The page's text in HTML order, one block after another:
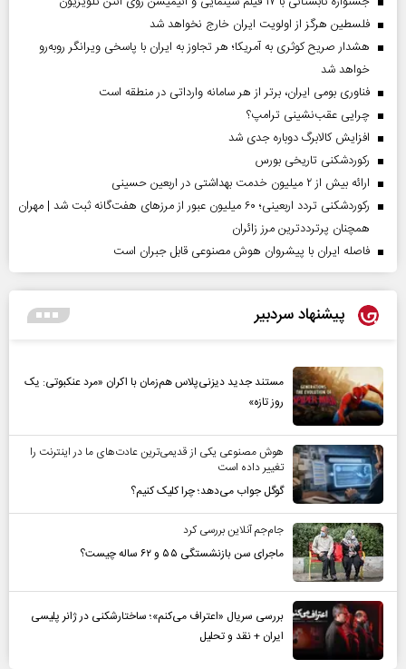
فلسطین هرگز از اولویت ایران خارج نخواهد شد
هشدار صریح کوثری به آمریکا؛ هر تجاوز به ایران با پاسخی ویرانگر روبه‌رو
خواهد شد
فناوری بومی ایران، برتر از هر سامانه وارداتی در منطقه است
چرایی عقب‌نشینی ترامپ؟
افزایش کالابرگ دوباره جدی شد
رکوردشکنی تاریخی بورس
ارائه بیش از ۲ میلیون خدمت بهداشتی در اربعین حسینی
رکوردشکنی تردد اربعینی؛ ۶۰ میلیون عبور از مرزهای هفت‌گانه ثبت شد | مهران
همچنان پرترددترین مرز زائران
فاصله ایران با پیشرو‌ان هوش مصنوعی قابل جبران است
پیشنهاد سردبیر
مستند جدید دیزنی‌پلاس هم‌زمان با اکران «مرد عنکبوتی: یک
روز تازه»
هوش مصنوعی یکی از قدیمی‌ترین عادت‌های ما در اینترنت را
تغییر داده است
گوگل جواب می‌دهد؛ چرا کلیک کنیم؟
جام‌جم آنلاین بررسی کرد
ماجرای سن بازنشستگی ۵۵ و ۶۲ ساله چیست؟
بررسی سریال «اعتراف می‌کنم»؛ ساختارشکنی در ژانر پلیسی
ایران + نقد و تحلیل